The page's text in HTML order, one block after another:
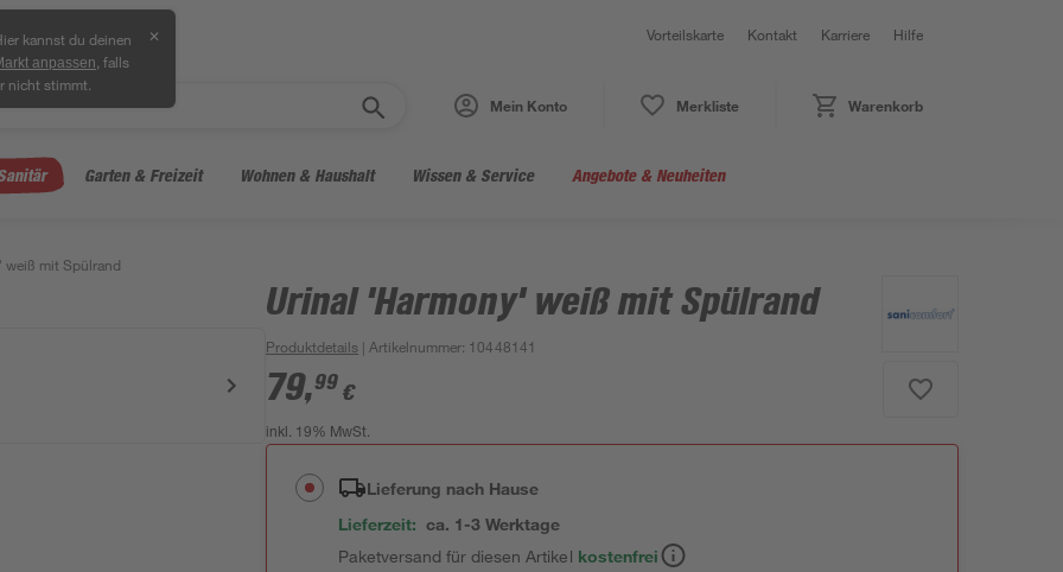
kannst du deinen
anpassen , falls
nicht stimmt.
✕ Vorteilskarte Kontakt Karriere Hilfe
Mein Konto Merkliste Warenkorb
Garten & Freizeit Wohnen & Haushalt Wissen & Service Angebote & Neuheiten
mit Spülrand
Urinal 'Harmony' weiß mit Spülrand
Produktdetails | Artikelnummer: 10448141
79,99 €
inkl. 19% MwSt.
Lieferung nach Hause
Lieferzeit: ca. 1-3 Werktage
Paketversand für diesen Artikel kostenfrei